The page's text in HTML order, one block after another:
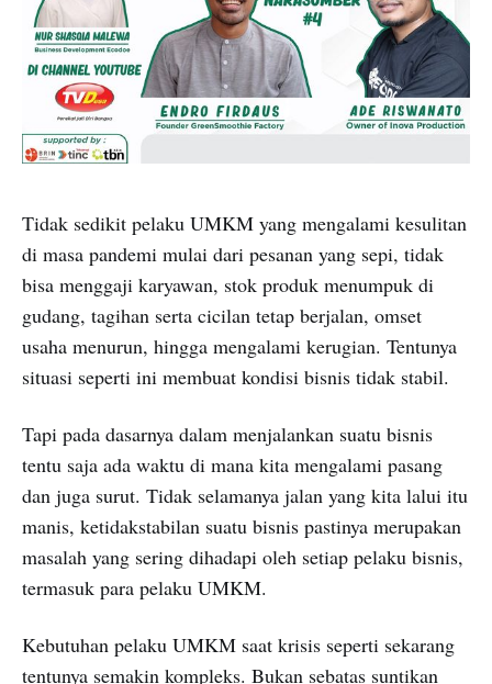
Tidak sedikit pelaku UMKM yang mengalami kesulitan
di masa pandemi mulai dari pesanan yang sepi, tidak
bisa menggaji karyawan, stok produk menumpuk di
gudang, tagihan serta cicilan tetap berjalan, omset
usaha menurun, hingga mengalami kerugian. Tentunya
situasi seperti ini membuat kondisi bisnis tidak stabil.
Tapi pada dasarnya dalam menjalankan suatu bisnis
tentu saja ada waktu di mana kita mengalami pasang
dan juga surut. Tidak selamanya jalan yang kita lalui itu
manis, ketidakstabilan suatu bisnis pastinya merupakan
masalah yang sering dihadapi oleh setiap pelaku bisnis,
termasuk para pelaku UMKM.
Kebutuhan pelaku UMKM saat krisis seperti sekarang
tentunya semakin kompleks. Bukan sebatas suntikan